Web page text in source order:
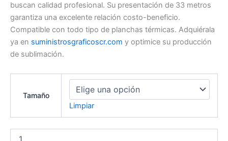
buscan calidad profesional. Su presentación de 33 metros
garantiza una excelente relación costo-beneficio.
Compatible con todo tipo de planchas térmicas. Adquiérala
ya en suministrosgraficoscr.com y optimice su producción
de sublimación.
Tamaño
Limpiar